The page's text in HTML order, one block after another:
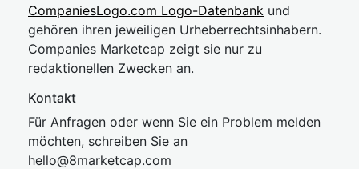
CompaniesLogo.com Logo-Datenbank und
gehören ihren jeweiligen Urheberrechtsinhabern.
Companies Marketcap zeigt sie nur zu
redaktionellen Zwecken an.
Kontakt
Für Anfragen oder wenn Sie ein Problem melden
möchten, schreiben Sie an
hello@8marketcap.com